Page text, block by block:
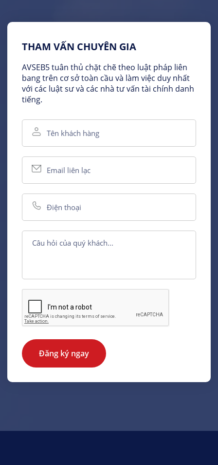
THAM VẤN CHUYÊN GIA
AVSEB5 tuân thủ chặt chẽ theo luật pháp liên
bang trên cơ sở toàn cầu và làm việc duy nhất
với các luật sư và các nhà tư vấn tài chính danh
tiếng.
Đăng ký ngay